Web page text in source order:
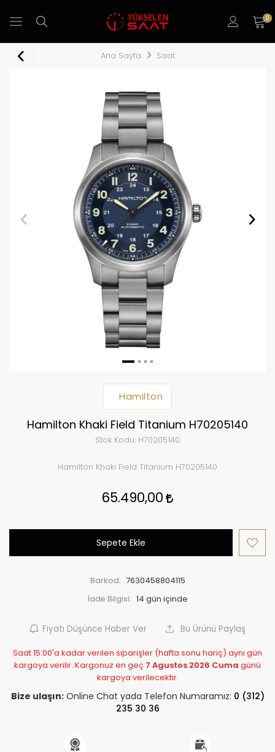
0
Ana Sayfa Saat
Hamilton
Hamilton Khaki Field Titanium H70205140
Stok Kodu: H70205140
Hamilton Khaki Field Titanium H70205140
65.490,00
Sepete Ekle
Barkod: 7630458804115
İade Bilgisi:
Fiyatı Düşünce Haber Ver Bu Ürünü Paylaş
Saat 15:00'a kadar verilen siparişler (hafta sonu hariç) aynı gün
kargoya verilir. Kargonuz en geç 7 Agustos 2026 Cuma günü
kargoya verilecektir.
Bize ulaşın:Online Chat yada Telefon Numaramız: 0 (312)
235 30 36